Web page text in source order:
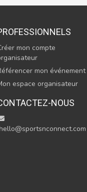
mon compte
mon événement
espace organisateur
NOUS